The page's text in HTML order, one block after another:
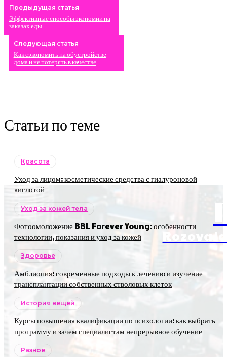
Предыдущая статья
Эффективные способы экономии на
заказах еды
Следующая статья
Как сэкономить на обустройстве
дома и не потерять в качестве
Статьи по теме
Красота
Уход за лицом: косметические средства с гиалуроновой
кислотой
Уход за кожей тела
Фотоомоложение BBL Forever Young: особенности
технологии, показания и уход за кожей
Здоровье
Амблиопия: современные подходы к лечению и изучение
трансплантации собственных стволовых клеток
История вещей
Курсы повышения квалификации по психологии: как выбрать
программу и зачем специалистам непрерывное обучение
Разное